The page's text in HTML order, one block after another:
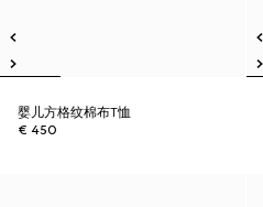
婴儿方格纹棉布T恤
€ 450